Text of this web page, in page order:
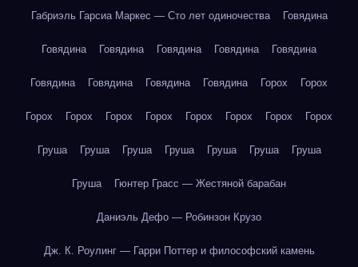
Габриэль Гарсиа Маркес — Сто лет одиночества Говядина
Говядина Говядина Говядина Говядина Говядина
Говядина Говядина Говядина Говядина Горох Горох
Горох Горох Горох Горох Горох Горох Горох Горох
Груша Груша Груша Груша Груша Груша Груша
Груша Гюнтер Грасс — Жестяной барабан
Даниэль Дефо — Робинзон Крузо
Дж. К. Роулинг — Гарри Поттер и философский камень